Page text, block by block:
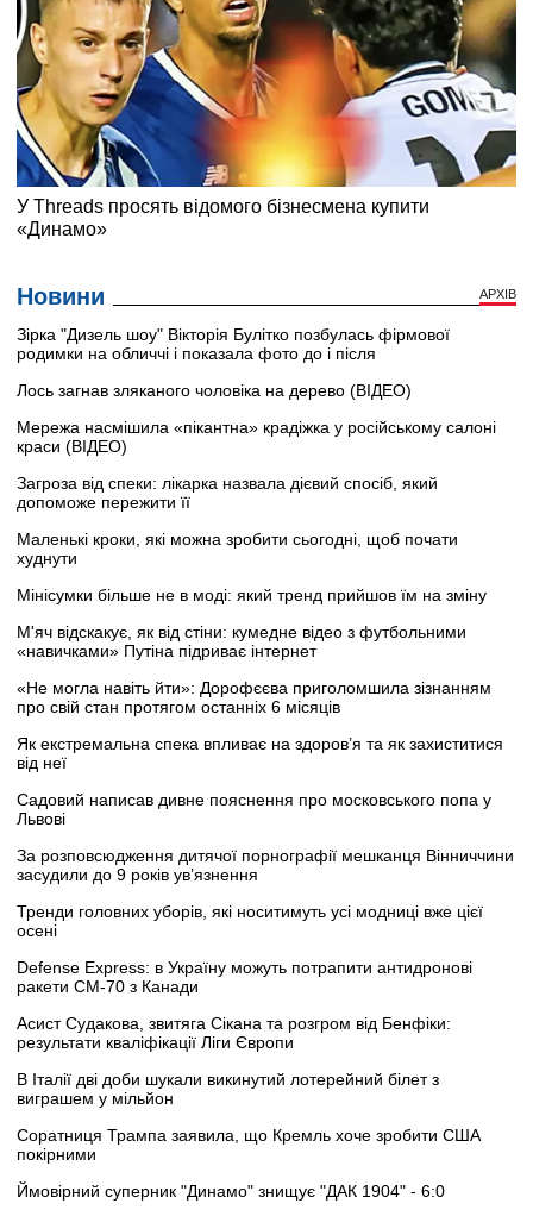
Новини АРХІВ
Зірка "Дизель шоу" Вікторія Булітко позбулась фірмової
родимки на обличчі і показала фото до і після
Лось загнав зляканого чоловіка на дерево (ВІДЕО)
Мережа насмішила «пікантна» крадіжка у російському салоні
краси (ВІДЕО)
Загроза від спеки: лікарка назвала дієвий спосіб, який
допоможе пережити її
Маленькі кроки, які можна зробити сьогодні, щоб почати
худнути
Мінісумки більше не в моді: який тренд прийшов їм на зміну
М'яч відскакує, як від стіни: кумедне відео з футбольними
«навичками» Путіна підриває інтернет
«Не могла навіть йти»: Дорофєєва приголомшила зізнанням
про свій стан протягом останніх 6 місяців
Як екстремальна спека впливає на здоров’я та як захиститися
від неї
Садовий написав дивне пояснення про московського попа у
Львові
За розповсюдження дитячої порнографії мешканця Вінниччини
засудили до 9 років ув’язнення
Тренди головних уборів, які носитимуть усі модниці вже цієї
осені
Defense Express: в Україну можуть потрапити антидронові
ракети CM-70 з Канади
Асист Судакова, звитяга Сікана та розгром від Бенфіки:
результати кваліфікації Ліги Європи
В Італії дві доби шукали викинутий лотерейний білет з
виграшем у мільйон
Соратниця Трампа заявила, що Кремль хоче зробити США
покірними
Ймовірний суперник "Динамо" знищує "ДАК 1904" - 6:0